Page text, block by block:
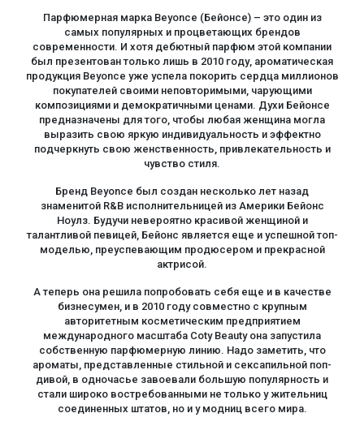
Парфюмерная марка Beyonce (Бейонсе) – это один из
самых популярных и процветающих брендов
современности. И хотя дебютный парфюм этой компании
был презентован только лишь в 2010 году, ароматическая
продукция Beyonce уже успела покорить сердца миллионов
покупателей своими неповторимыми, чарующими
композициями и демократичными ценами. Духи Бейонсе
предназначены для того, чтобы любая женщина могла
выразить свою яркую индивидуальность и эффектно
подчеркнуть свою женственность, привлекательность и
чувство стиля.
Бренд Beyonce был создан несколько лет назад
знаменитой R&B исполнительницей из Америки Бейонс
Ноулз. Будучи невероятно красивой женщиной и
талантливой певицей, Бейонс является еще и успешной топ-
моделью, преуспевающим продюсером и прекрасной
актрисой.
А теперь она решила попробовать себя еще и в качестве
бизнесумен, и в 2010 году совместно с крупным
авторитетным косметическим предприятием
международного масштаба Coty Beauty она запустила
собственную парфюмерную линию. Надо заметить, что
ароматы, представленные стильной и сексапильной поп-
дивой, в одночасье завоевали большую популярность и
стали широко востребованными не только у жительниц
соединенных штатов, но и у модниц всего мира.